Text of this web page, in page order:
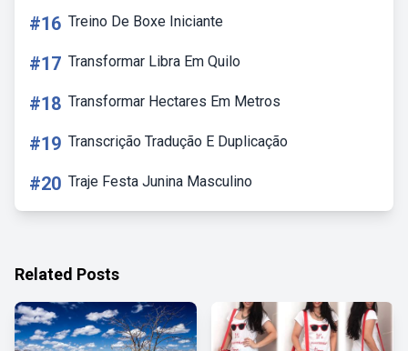
#16 Treino De Boxe Iniciante
#17 Transformar Libra Em Quilo
#18 Transformar Hectares Em Metros
#19 Transcrição Tradução E Duplicação
#20 Traje Festa Junina Masculino
Related Posts